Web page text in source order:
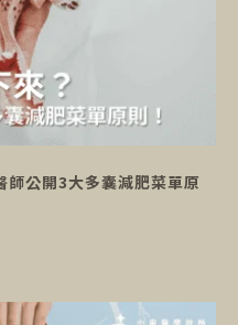
公開3大多囊減肥菜單原